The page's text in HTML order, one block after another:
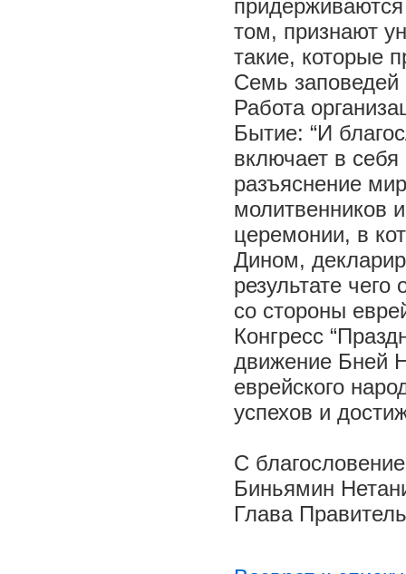
том, признают
такие, которые
Семь заповедей
Работа
Бытие: “И
включает в
разъяснение
молитвенников
церемонии, в
Дином,
результате
со стороны
Конгресс
движение Бней
еврейского
успехов и
С
Биньямин
Глава